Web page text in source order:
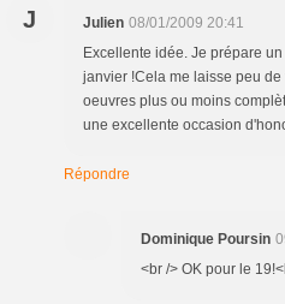
J Julien 08/01/2009 20:41
Excellente idée. Je prépare
janvier !Cela me laisse peu
oeuvres plus ou moins
une excellente occasion
Répondre
Dominique Poursin
<br /> OK pour le